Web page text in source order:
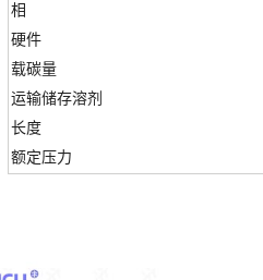
相
硬件
载碳量
运输储存溶剂
长度
额定压力